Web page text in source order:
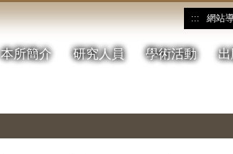
::: 網站
本所簡介 研究人員 學術活動